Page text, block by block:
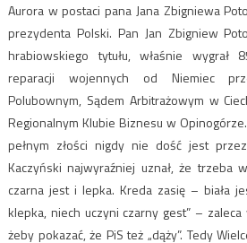
Aurora w postaci pana Jana Zbigniewa
prezydenta Polski. Pan Jan Zbigniew
hrabiowskiego tytułu, właśnie wygrał
reparacji wojennych od Niemiec
Polubownym, Sądem Arbitrażowym w
Regionalnym Klubie Biznesu w
pełnym złości nigdy nie dość jest
Kaczyński najwyraźniej uznał, że trzeba
czarna jest i lepka. Kreda zasię – biała
klepka, niech uczyni czarny gest” –
żeby pokazać, że PiS też „dąży”. Tedy